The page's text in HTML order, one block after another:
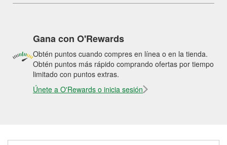
Gana con O'Rewards
Obtén puntos cuando compres en línea o en la tienda.
Obtén puntos más rápido comprando ofertas por tiempo
limitado con puntos extras.
Únete a O'Rewards o inicia sesión